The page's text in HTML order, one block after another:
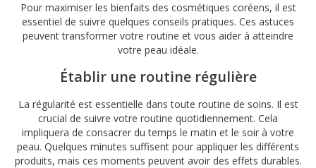
Pour maximiser les bienfaits des cosmétiques coréens, il est
essentiel de suivre quelques conseils pratiques. Ces astuces
peuvent transformer votre routine et vous aider à atteindre
votre peau idéale.
Établir une routine régulière
La régularité est essentielle dans toute routine de soins. Il est
crucial de suivre votre routine quotidiennement. Cela
impliquera de consacrer du temps le matin et le soir à votre
peau. Quelques minutes suffisent pour appliquer les différents
produits, mais ces moments peuvent avoir des effets durables.